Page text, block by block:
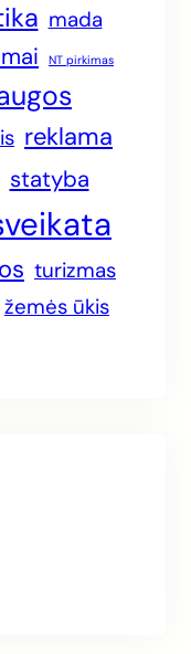
mada
NT pirkimas
reklama
statyba
turizmas
žemės ūkis